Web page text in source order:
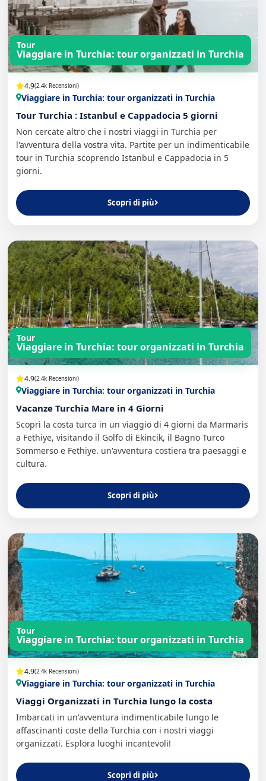
Tour
Viaggiare in Turchia: tour organizzati in Turchia
4.9(2.4k Recensioni)
Viaggiare in Turchia: tour organizzati in Turchia
Tour Turchia : Istanbul e Cappadocia 5 giorni
Non cercate altro che i nostri viaggi in Turchia per
l'avventura della vostra vita. Partite per un indimenticabile
tour in Turchia scoprendo Istanbul e Cappadocia in 5
giorni.
Scopri di più
Tour
Viaggiare in Turchia: tour organizzati in Turchia
4.9(2.4k Recensioni)
Viaggiare in Turchia: tour organizzati in Turchia
Vacanze Turchia Mare in 4 Giorni
Scopri la costa turca in un viaggio di 4 giorni da Marmaris
a Fethiye, visitando il Golfo di Ekincik, il Bagno Turco
Sommerso e Fethiye. un'avventura costiera tra paesaggi e
cultura.
Scopri di più
Tour
Viaggiare in Turchia: tour organizzati in Turchia
4.9(2.4k Recensioni)
Viaggiare in Turchia: tour organizzati in Turchia
Viaggi Organizzati in Turchia lungo la costa
Imbarcati in un'avventura indimenticabile lungo le
affascinanti coste della Turchia con i nostri viaggi
organizzati. Esplora luoghi incantevoli!
Scopri di più